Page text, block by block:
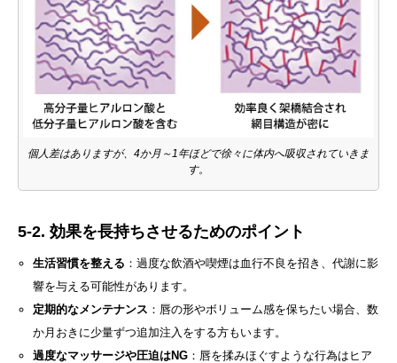
個人差はありますが、4か月～1年ほどで徐々に体内へ吸収されていきま
す。
5-2. 効果を長持ちさせるためのポイント
生活習慣を整える ：過度な飲酒や喫煙は血行不良を招き、代謝に影
響を与える可能性があります。
定期的なメンテナンス ：唇の形やボリューム感を保ちたい場合、数
か月おきに少量ずつ追加注入をする方もいます。
過度なマッサージや圧迫はNG：唇を揉みほぐすような行為はヒア